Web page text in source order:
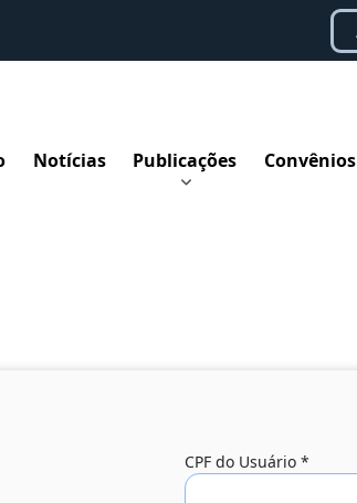
Notícias Publicações Convênios
CPF do Usuário*